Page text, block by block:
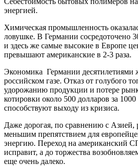
энергией.
Химическая промышленность
ловушке. В Германии сосредоточено
и здесь же самые высокие в Европе
превышают американские в 2-3 раза.
Экономика Германии десятилетиями
российском газе. Отказ от голубого
удорожанию продукции и потере
котировки около 500 долларов за
способствуют выходу из кризиса.
Даже дорогая, по сравнению с Азией,
меньшим препятствием для
энергию. Переход на американский
исправит, а до торжества
еще очень далеко.